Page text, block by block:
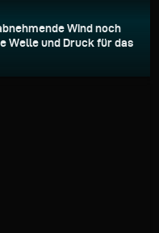
Wind noch
Welle und Druck für das